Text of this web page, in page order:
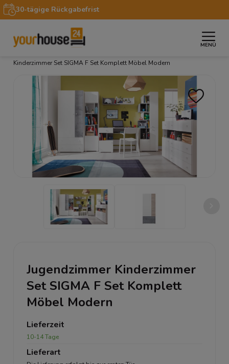
30-tägige Rückgabefrist
MENÜ
Startseite » Möbel
Kinderzimmer Set SIGMA F Set Komplett Möbel Modern
Jugendzimmer Kinderzimmer
Set SIGMA F Set Komplett
Möbel Modern
Lieferzeit
10-14 Tage
Lieferart